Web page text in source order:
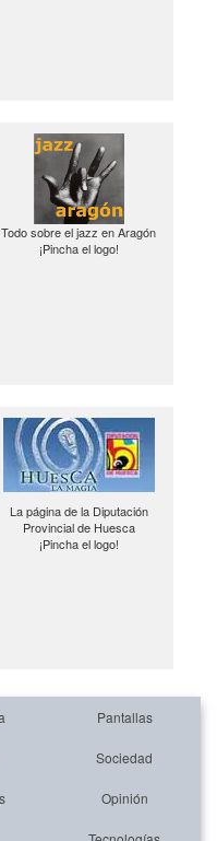
Todo sobre el jazz en Aragón
¡Pincha el logo!
La página de la Diputación
Provincial de Huesca
¡Pincha el logo!
Pantallas
Sociedad
Opinión